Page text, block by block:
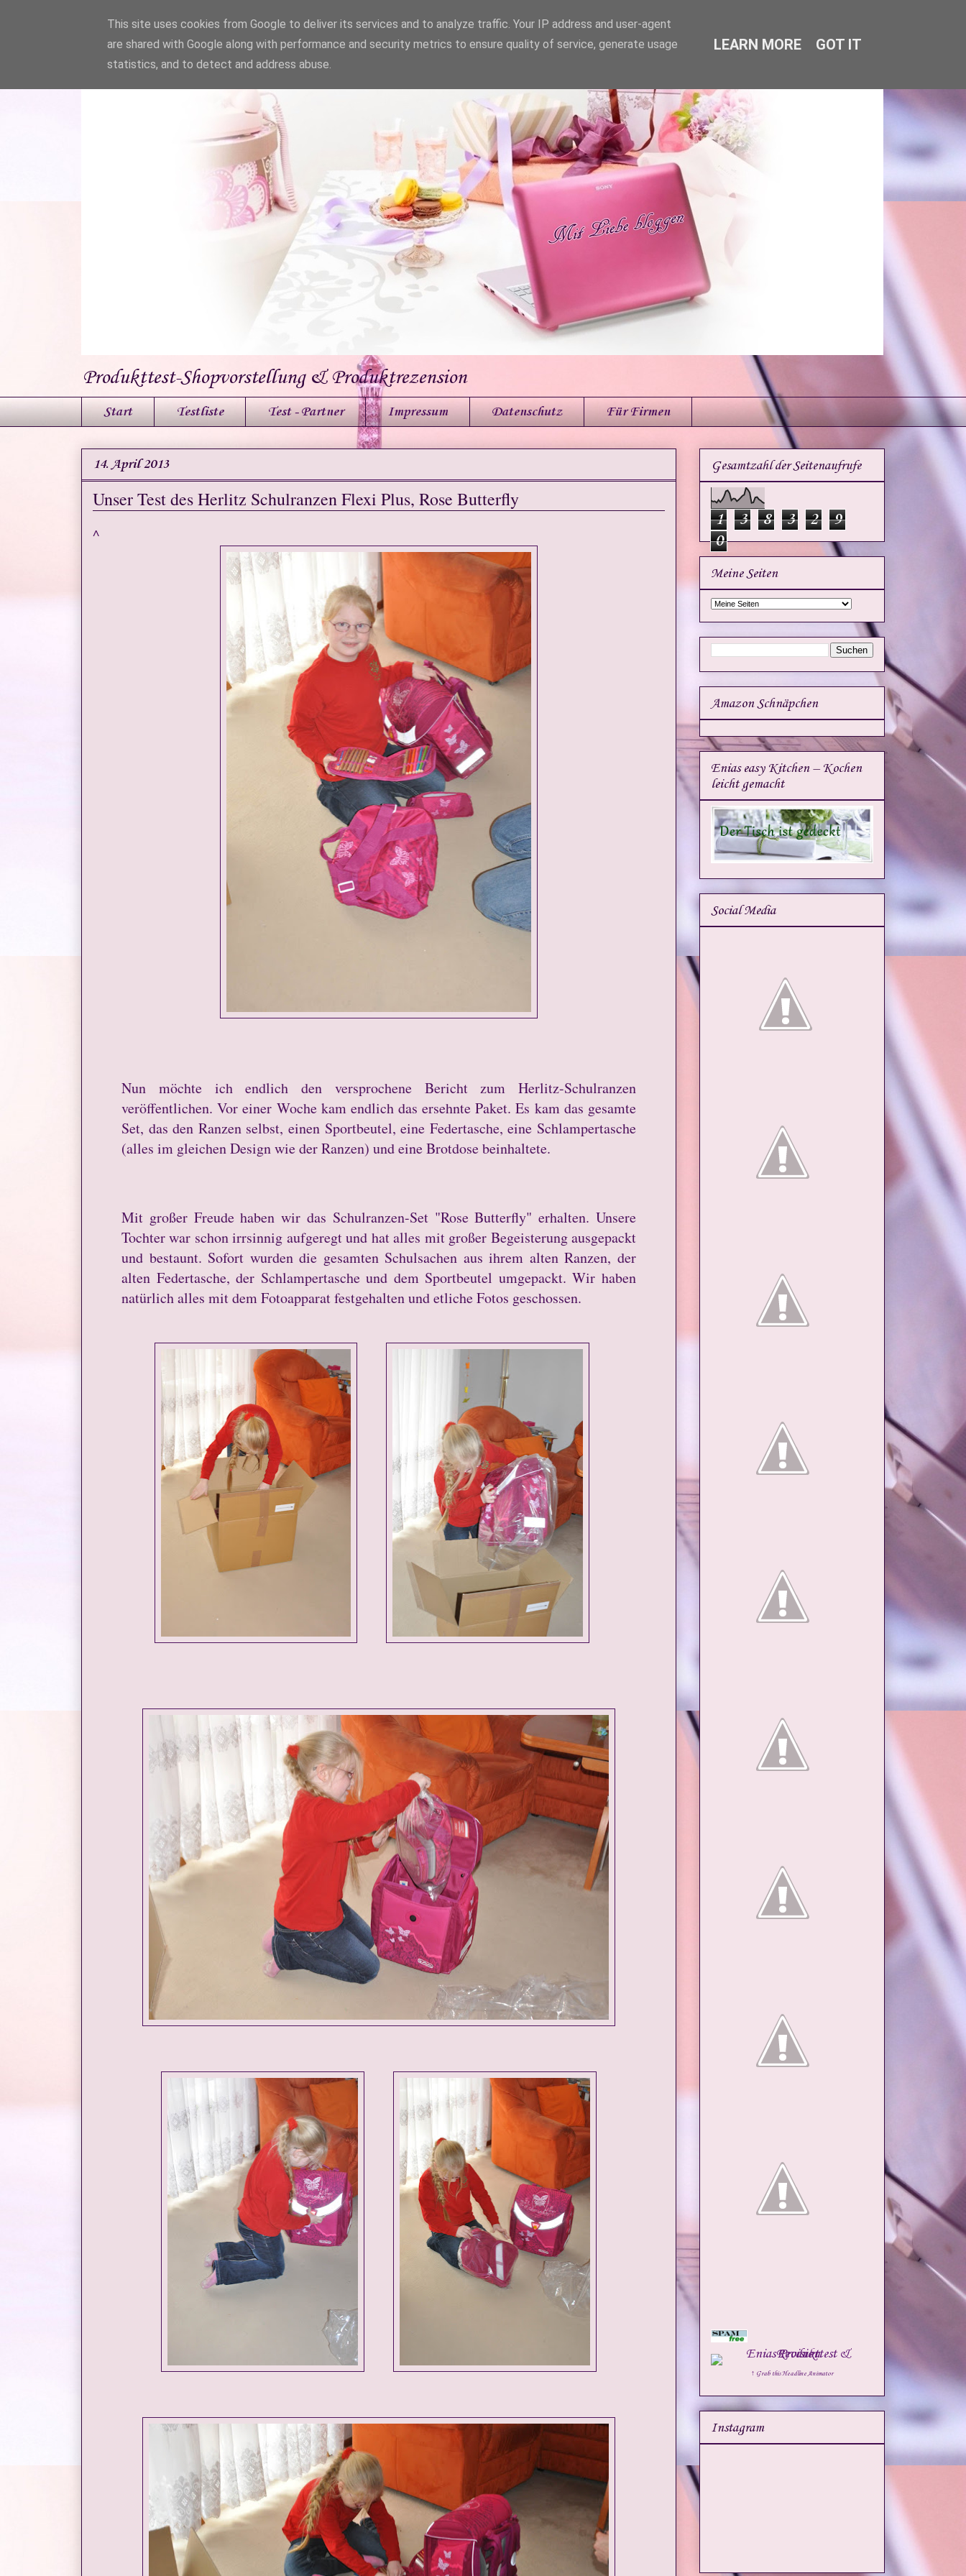
Produkttest-Shopvorstellung & Produktrezension
Start Testliste Test - Partner Impressum Datenschutz Für Firmen
14. April 2013
Unser Test des Herlitz Schulranzen Flexi Plus, Rose Butterfly
^
Nun möchte ich endlich den versprochene Bericht zum Herlitz-Schulranzen
veröffentlichen. Vor einer Woche kam endlich das ersehnte Paket. Es kam das gesamte
Set, das den Ranzen selbst, einen Sportbeutel, eine Federtasche, eine Schlampertasche
(alles im gleichen Design wie der Ranzen) und eine Brotdose beinhaltete.
Mit großer Freude haben wir das Schulranzen-Set "Rose Butterfly" erhalten. Unsere
Tochter war schon irrsinnig aufgeregt und hat alles mit großer Begeisterung ausgepackt
und bestaunt. Sofort wurden die gesamten Schulsachen aus ihrem alten Ranzen, der
alten Federtasche, der Schlampertasche und dem Sportbeutel umgepackt. Wir haben
natürlich alles mit dem Fotoapparat festgehalten und etliche Fotos geschossen.
Gesamtzahl der Seitenaufrufe
1 3 8 3 2
9
0
Meine Seiten
Amazon Schnäpchen
Enias easy Kitchen – Kochen
leicht gemacht
Social Media
↑ Grab this Headline Animator
Instagram
This site uses cookies from Google to deliver its services and to analyze traffic. Your IP address and user-agent
are shared with Google along with performance and security metrics to ensure quality of service, generate usage
statistics, and to detect and address abuse.
LEARN MORE GOT IT